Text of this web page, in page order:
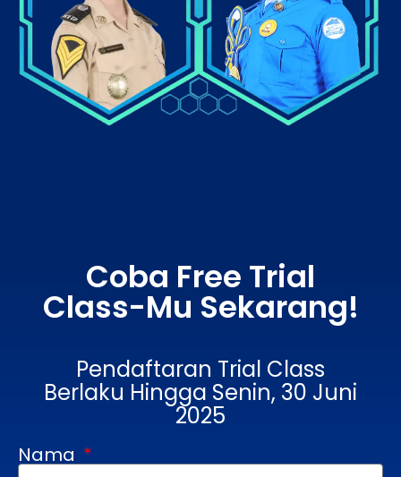
Coba Free Trial
Class-Mu Sekarang!
Pendaftaran Trial Class
Berlaku Hingga Senin, 30 Juni
2025
Nama